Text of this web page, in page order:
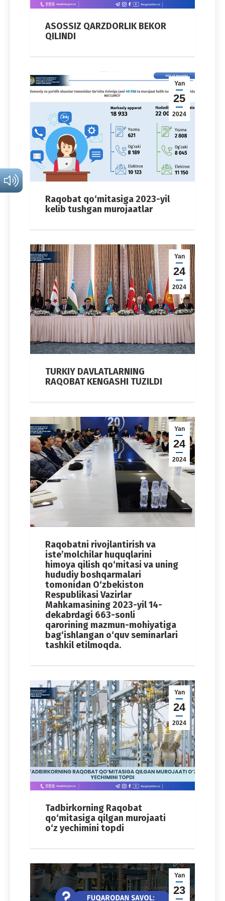
ASOSSIZ QARZDORLIK BEKOR
QILINDI
Yan
25
2024
Raqobat qo‘mitasiga 2023-yil
kelib tushgan murojaatlar
Yan
24
2024
TURKIY DAVLATLARNING
RAQOBAT KENGASHI TUZILDI
Yan
24
2024
Raqobatni rivojlantirish va
iste’molchilar huquqlarini
himoya qilish qo‘mitasi va uning
hududiy boshqarmalari
tomonidan O‘zbekiston
Respublikasi Vazirlar
Mahkamasining 2023-yil 14-
dekabrdagi 663-sonli
qarorining mazmun-mohiyatiga
bag‘ishlangan o‘quv seminarlari
tashkil etilmoqda.
Yan
24
2024
Tadbirkorning Raqobat
qo‘mitasiga qilgan murojaati
o‘z yechimini topdi
Yan
23